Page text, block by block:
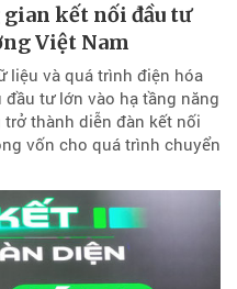
gian kết nối đầu tư
Việt Nam
liệu và quá trình điện hóa
tư lớn vào hạ tầng năng
trở thành diễn đàn kết nối
vốn cho quá trình chuyển